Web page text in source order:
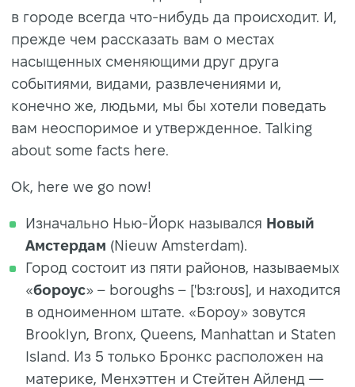
в городе всегда что-нибудь да происходит. И,
прежде чем рассказать вам о местах
насыщенных сменяющими друг друга
событиями, видами, развлечениями и,
конечно же, людьми, мы бы хотели поведать
вам неоспоримое и утвержденное. Talking
about some facts here.
Ok, here we go now!
Изначально Нью-Йорк назывался Новый
Амстердам (Nieuw Amsterdam).
Город состоит из пяти районов, называемых
«бороус» – boroughs – ['bɜ:roʊs], и находится
в одноименном штате. «Бороу» зовутся
Brooklyn, Bronx, Queens, Manhattan и Staten
Island. Из 5 только Бронкс расположен на
материке, Менхэттен и Стейтен Айленд —